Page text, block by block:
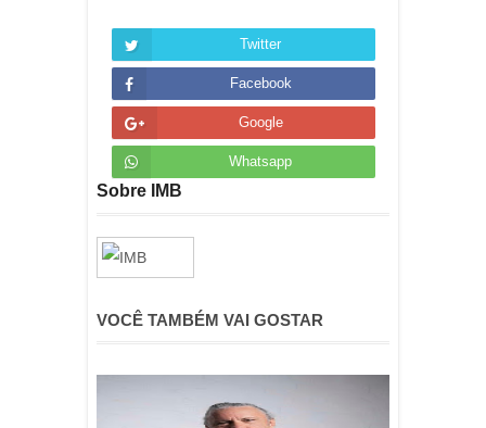
Twitter
Facebook
Google
Whatsapp
Sobre IMB
VOCÊ TAMBÉM VAI GOSTAR